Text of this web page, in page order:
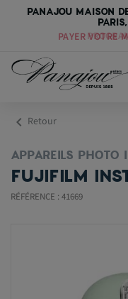
PANAJOU MAISON
PAYER VOTRE
chevron_left Retour
APPAREILS PHOTO
FUJIFILM
RÉFÉRENCE : 41669